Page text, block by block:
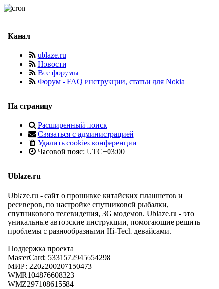
Канал
ublaze.ru
Новости
Все форумы
Форум - FAQ инструкции, статьи для Nokia
На страницу
Расширенный поиск
Связаться с администрацией
Удалить cookies конференции
Часовой пояс: UTC+03:00
Ublaze.ru
Ublaze.ru - сайт о прошивке китайских планшетов и
ресиверов, по настройке спутниковой рыбалки,
спутникового телевидения, 3G модемов. Ublaze.ru - это
уникальные авторские инструкции, помогающие решить
проблемы с разнообразными Hi-Tech девайсами.
Поддержка проекта
MasterCard: 5331572945654298
МИР: 2202200207150473
WMR104876608323
WMZ297108615584